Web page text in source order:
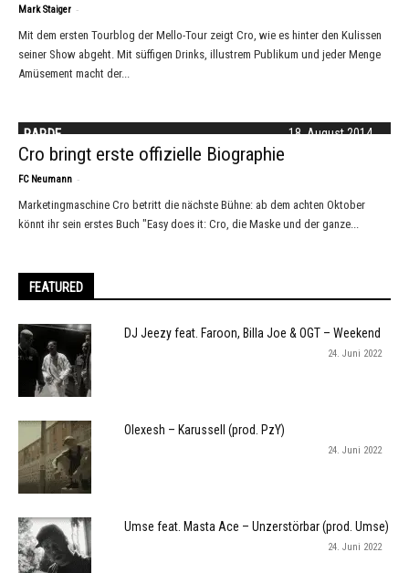
Mark Staiger -
Mit dem ersten Tourblog der Mello-Tour zeigt Cro, wie es hinter den Kulissen
seiner Show abgeht. Mit süffigen Drinks, illustrem Publikum und jeder Menge
Amüsement macht der...
18. August 2014
RAP.DE
Cro bringt erste offizielle Biographie
FC Neumann -
Marketingmaschine Cro betritt die nächste Bühne: ab dem achten Oktober
könnt ihr sein erstes Buch "Easy does it: Cro, die Maske und der ganze...
FEATURED
DJ Jeezy feat. Faroon, Billa Joe & OGT – Weekend
24. Juni 2022
Olexesh – Karussell (prod. PzY)
24. Juni 2022
Umse feat. Masta Ace – Unzerstörbar (prod. Umse)
24. Juni 2022